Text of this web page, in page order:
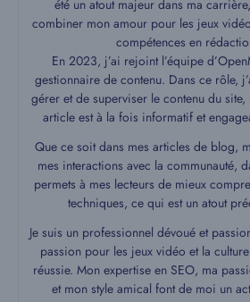
été un atout majeur dans ma
combiner mon amour pour les jeux
compétences en
En 2023, j’ai rejoint l’équipe
gestionnaire de contenu. Dans ce rôle,
gérer et de superviser le contenu du site,
article est à la fois informatif et
Que ce soit dans mes articles de blog,
mes interactions avec la communauté,
permets à mes lecteurs de mieux
techniques, ce qui est un atout
Je suis un professionnel dévoué et
passion pour les jeux vidéo et la
réussie. Mon expertise en SEO, ma
et mon style amical font de moi un